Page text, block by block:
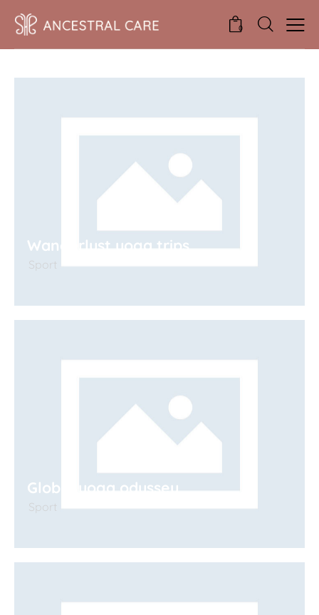
0
Wanderlust yoga trips
Sport
Global yoga odyssey
Sport